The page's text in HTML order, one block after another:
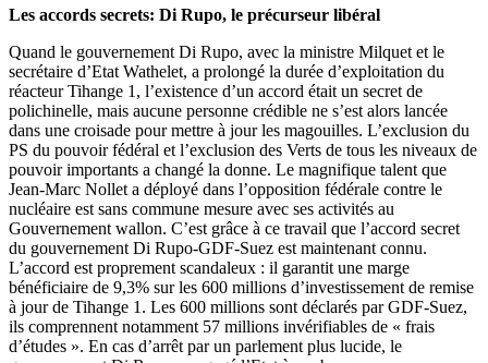
Les accords secrets: Di Rupo, le précurseur libéral
Quand le gouvernement Di Rupo, avec la ministre Milquet et le
secrétaire d’Etat Wathelet, a prolongé la durée d’exploitation du
réacteur Tihange 1, l’existence d’un accord était un secret de
polichinelle, mais aucune personne crédible ne s’est alors lancée
dans une croisade pour mettre à jour les magouilles. L’exclusion du
PS du pouvoir fédéral et l’exclusion des Verts de tous les niveaux de
pouvoir importants a changé la donne. Le magnifique talent que
Jean-Marc Nollet a déployé dans l’opposition fédérale contre le
nucléaire est sans commune mesure avec ses activités au
Gouvernement wallon. C’est grâce à ce travail que l’accord secret
du gouvernement Di Rupo-GDF-Suez est maintenant connu.
L’accord est proprement scandaleux : il garantit une marge
bénéficiaire de 9,3% sur les 600 millions d’investissement de remise
à jour de Tihange 1. Les 600 millions sont déclarés par GDF-Suez,
ils comprennent notamment 57 millions invérifiables de « frais
d’études ». En cas d’arrêt par un parlement plus lucide, le